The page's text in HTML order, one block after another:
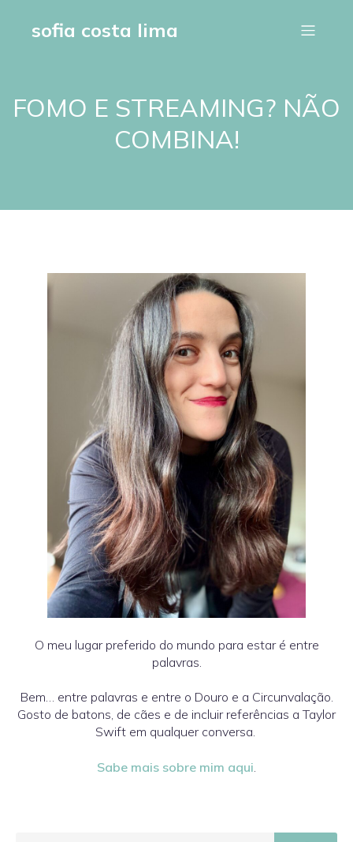
sofia costa lima
FOMO E STREAMING? NÃO
COMBINA!
O meu lugar preferido do mundo para estar é entre
palavras.
Bem… entre palavras e entre o Douro e a Circunvalação.
Gosto de batons, de cães e de incluir referências a Taylor
Swift em qualquer conversa.
Sabe mais sobre mim aqui.